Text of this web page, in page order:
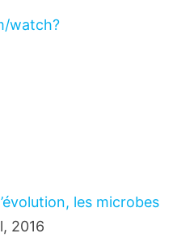
watch?
les microbes
2016